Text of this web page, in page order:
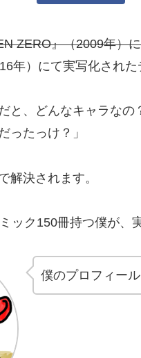
ZERO』（2009年）
年）にて実写化された
と、どんなキャラなの
ったっけ？」
解決されます。
ック150冊持つ僕が、
僕のプロフィー